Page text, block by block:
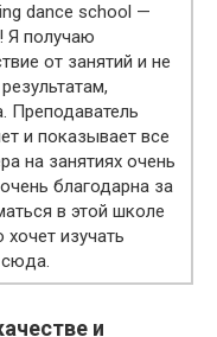
dance school —
Я получаю
от занятий и не
Преподаватель
и показывает все
на занятиях очень
благодарна за
в этой школе
изучать
сюда.
и